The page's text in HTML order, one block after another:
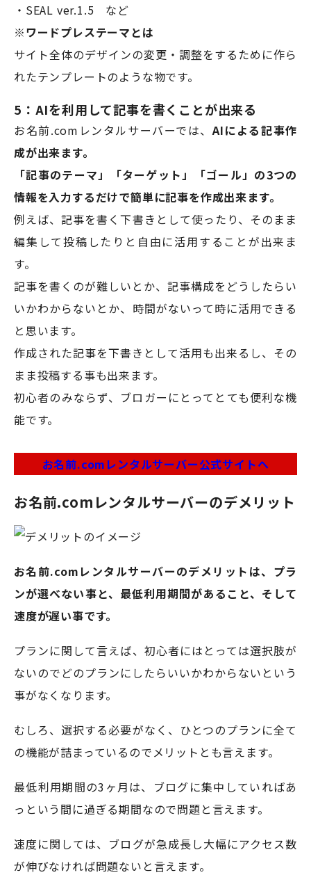
・SEAL ver.1.5 など
※ワードプレステーマとは
サイト全体のデザインの変更・調整をするために作ら
れたテンプレートのような物です。
5：AIを利用して記事を書くことが出来る
お名前.comレンタルサーバーでは、 AIによる記事作
成が出来ます。
「記事のテーマ」「ターゲット」「ゴール」の3つの
情報を入力するだけで簡単に記事を作成出来ます。
例えば、記事を書く下書きとして使ったり、そのまま
編集して投稿したりと自由に活用することが出来ま
す。
記事を書くのが難しいとか、記事構成をどうしたらい
いかわからないとか、時間がないって時に活用できる
と思います。
作成された記事を下書きとして活用も出来るし、その
まま投稿する事も出来ます。
初心者のみならず、ブロガーにとってとても便利な機
能です。
お名前.comレンタルサーバー公式サイトへ
お名前.comレンタルサーバーのデメリット
お名前.comレンタルサーバーのデメリットは、プラ
ンが選べない事と、最低利用期間があること、そして
速度が遅い事です。
プランに関して言えば、初心者にはとっては選択肢が
ないのでどのプランにしたらいいかわからないという
事がなくなります。
むしろ、選択する必要がなく、ひとつのプランに全て
の機能が詰まっているのでメリットとも言えます。
最低利用期間の3ヶ月は、ブログに集中していればあ
っという間に過ぎる期間なので問題と言えます。
速度に関しては、ブログが急成長し大幅にアクセス数
が伸びなければ問題ないと言えます。